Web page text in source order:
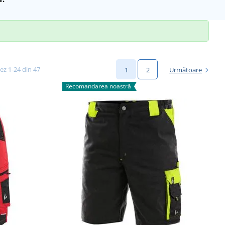
1-24 din 47 1 2 Următoare
Recomandarea noastră